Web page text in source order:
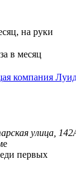
на руки
в месяц
компания
улица,
первых